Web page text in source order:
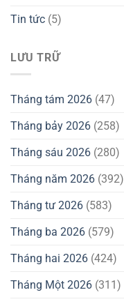
Tin tức (5)
LƯU TRỮ
Tháng tám 2026 (47)
Tháng bảy 2026 (258)
Tháng sáu 2026 (280)
Tháng năm 2026 (392)
Tháng tư 2026 (583)
Tháng ba 2026 (579)
Tháng hai 2026 (424)
Tháng Một 2026 (311)